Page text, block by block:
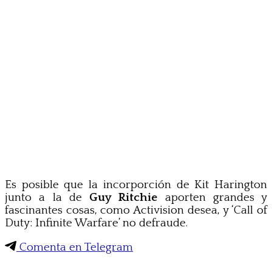
Es posible que la incorporción de Kit Harington
junto a la de Guy Ritchie aporten grandes y
fascinantes cosas, como Activision desea, y ‘Call of
Duty: Infinite Warfare’ no defraude.
Comenta en Telegram